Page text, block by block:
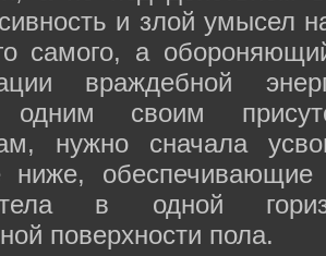
и злой умысел
самого, а
враждебной
одним своим
нужно сначала
ниже, обеспечивающие
в одной
поверхности пола.